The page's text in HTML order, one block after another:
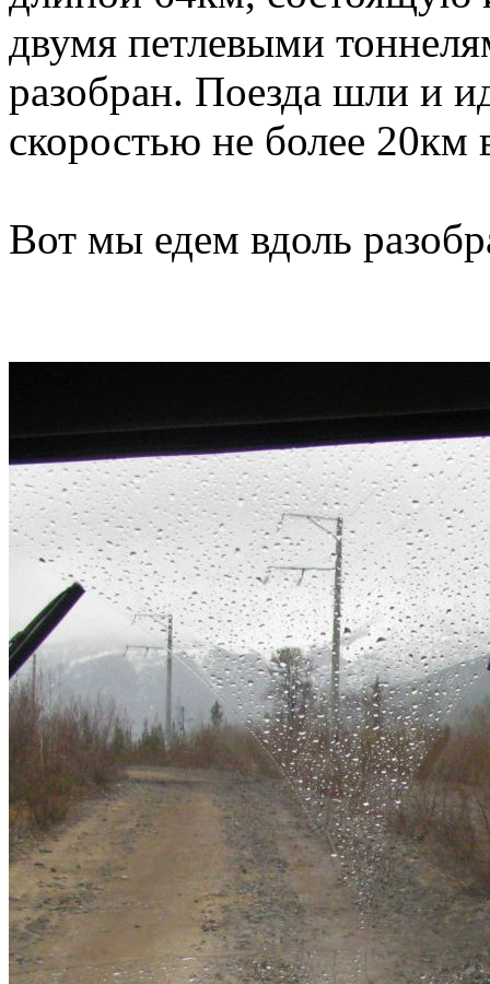
двумя петлевыми
разобран. Поезда шли и
скоростью не более 20км
Вот мы едем вдоль